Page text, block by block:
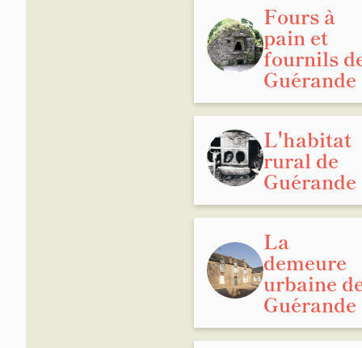
Fours à
pain et
fournils
Guérande
L'habitat
rural de
Guérande
La
demeure
urbaine
Guérande